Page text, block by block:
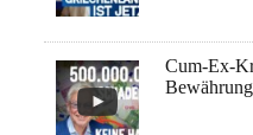
Cum-Ex-